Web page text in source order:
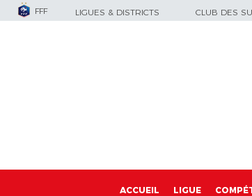
FFF LIGUES & DISTRICTS CLUB DES
ACCUEIL LIGUE